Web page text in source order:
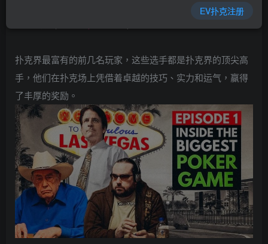
扑克界最富有的前几名玩家，这些选手都是扑克界的顶尖高
手，他们在扑克场上凭借着卓越的技巧、实力和运气，赢得
了丰厚的奖励。
EV扑克注册